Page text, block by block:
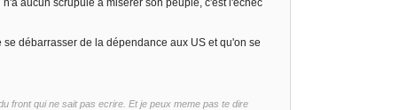
aucun scrupule à misérer son peuple, c'est l'échec
débarrasser de la dépendance aux US et qu'on se
front qui ne sait pas ecrire. Et je peux meme pas te dire